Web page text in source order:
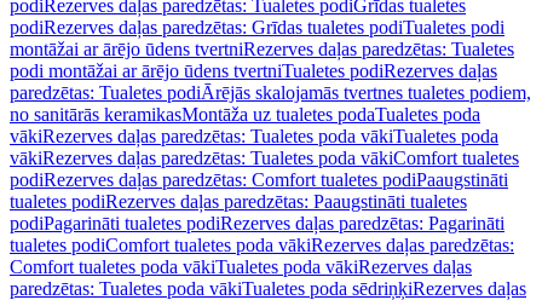
podiRezerves daļas paredzētas: Tualetes podiGrīdas tualetes
podiRezerves daļas paredzētas: Grīdas tualetes podiTualetes podi
montāžai ar ārējo ūdens tvertniRezerves daļas paredzētas: Tualetes
podi montāžai ar ārējo ūdens tvertniTualetes podiRezerves daļas
paredzētas: Tualetes podiĀrējās skalojamās tvertnes tualetes podiem,
no sanitārās keramikasMontāža uz tualetes podaTualetes poda
vākiRezerves daļas paredzētas: Tualetes poda vākiTualetes poda
vākiRezerves daļas paredzētas: Tualetes poda vākiComfort tualetes
podiRezerves daļas paredzētas: Comfort tualetes podiPaaugstināti
tualetes podiRezerves daļas paredzētas: Paaugstināti tualetes
podiPagarināti tualetes podiRezerves daļas paredzētas: Pagarināti
tualetes podiComfort tualetes poda vākiRezerves daļas paredzētas:
Comfort tualetes poda vākiTualetes poda vākiRezerves daļas
paredzētas: Tualetes poda vākiTualetes poda sēdriņķiRezerves daļas